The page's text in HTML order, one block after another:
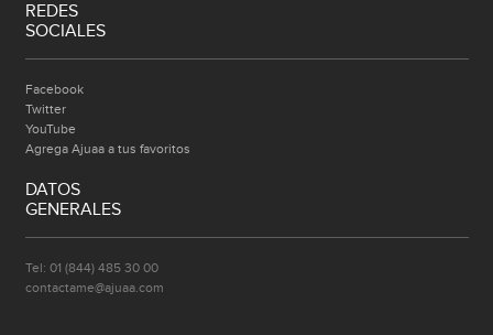
REDES
SOCIALES
Facebook
Twitter
YouTube
Agrega Ajuaa a tus favoritos
DATOS
GENERALES
Tel: 01 (844) 485 30 00
contactame@ajuaa.com